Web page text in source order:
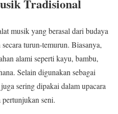
Tradisional
musik yang berasal dari budaya
turun-temurun. Biasanya,
alami seperti kayu, bambu,
Selain digunakan sebagai
sering dipakai dalam upacara
seni.